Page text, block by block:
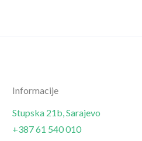
Informacije
Stupska 21b, Sarajevo
+387 61 540 010